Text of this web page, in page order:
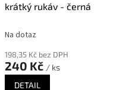
krátký rukáv - černá
Na dotaz
198,35 Kč bez DPH
240 Kč / ks
DETAIL